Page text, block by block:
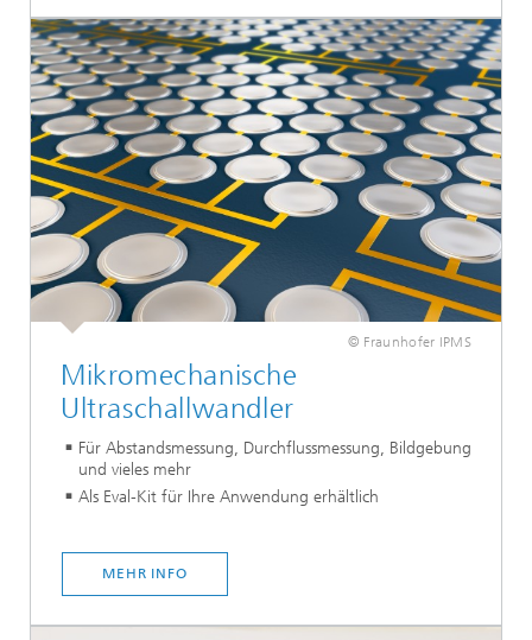
© Fraunhofer IPMS
Mikromechanische
Ultraschallwandler
Für Abstandsmessung, Durchflussmessung, Bildgebung
und vieles mehr
Als Eval-Kit für Ihre Anwendung erhältlich
MEHR INFO